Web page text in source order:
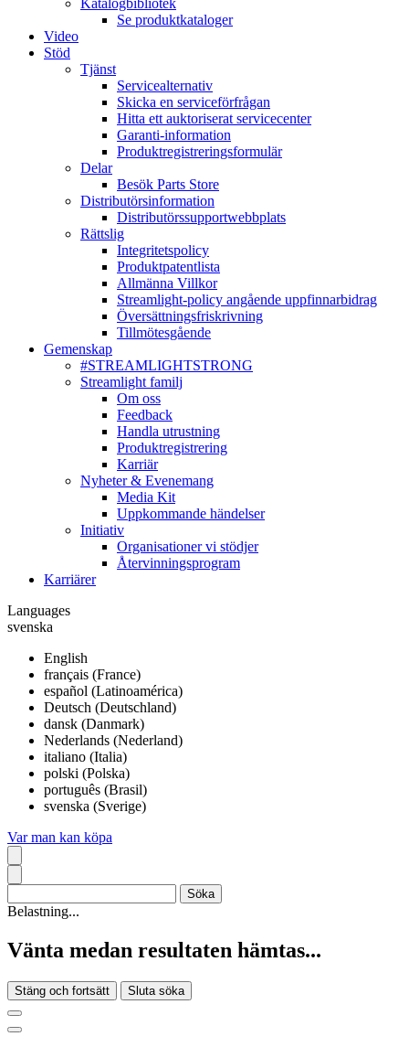
Katalogbibliotek
Se produktkataloger
Video
Stöd
Tjänst
Servicealternativ
Skicka en serviceförfrågan
Hitta ett auktoriserat servicecenter
Garanti-information
Produktregistreringsformulär
Delar
Besök Parts Store
Distributörsinformation
Distributörssupportwebbplats
Rättslig
Integritetspolicy
Produktpatentlista
Allmänna Villkor
Streamlight-policy angående uppfinnarbidrag
Översättningsfriskrivning
Tillmötesgående
Gemenskap
#STREAMLIGHTSTRONG
Streamlight familj
Om oss
Feedback
Handla utrustning
Produktregistrering
Karriär
Nyheter & Evenemang
Media Kit
Uppkommande händelser
Initiativ
Organisationer vi stödjer
Återvinningsprogram
Karriärer
Languages
svenska
English
français (France)
español (Latinoamérica)
Deutsch (Deutschland)
dansk (Danmark)
Nederlands (Nederland)
italiano (Italia)
polski (Polska)
português (Brasil)
svenska (Sverige)
Var man kan köpa
Belastning...
Vänta medan resultaten hämtas...
Stäng och fortsätt Sluta söka